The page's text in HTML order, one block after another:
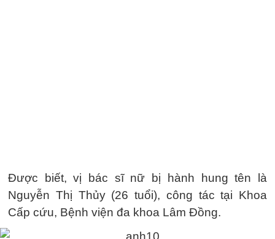
Được biết, vị bác sĩ nữ bị hành hung tên là
Nguyễn Thị Thủy (26 tuổi), công tác tại Khoa
Cấp cứu, Bệnh viện đa khoa Lâm Đồng.